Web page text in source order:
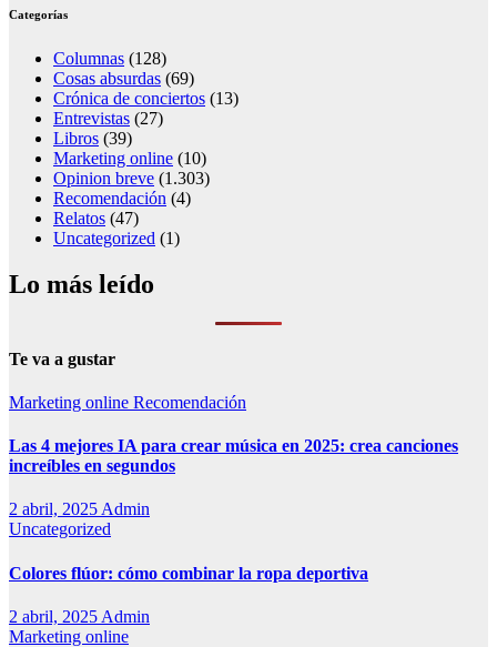
Categorías
Columnas (128)
Cosas absurdas (69)
Crónica de conciertos (13)
Entrevistas (27)
Libros (39)
Marketing online (10)
Opinion breve (1.303)
Recomendación (4)
Relatos (47)
Uncategorized (1)
Lo más leído
Te va a gustar
Marketing online Recomendación
Las 4 mejores IA para crear música en 2025: crea canciones
increíbles en segundos
2 abril, 2025Admin
Uncategorized
Colores flúor: cómo combinar la ropa deportiva
2 abril, 2025 Admin
Marketing online